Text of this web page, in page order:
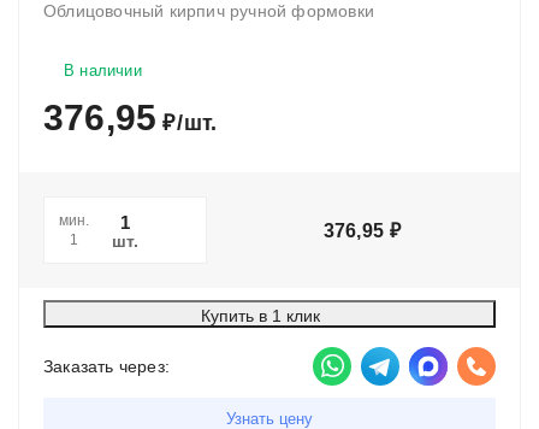
Облицовочный кирпич ручной формовки
В наличии
376,95 ₽/шт.
мин.
1
шт. 376,95 ₽
Купить в 1 клик
Заказать через:
Узнать цену